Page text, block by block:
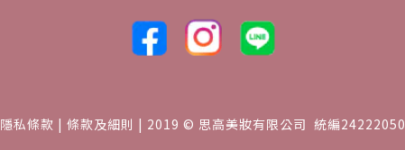
隱私條款 | 條款及細則 | 2019 © 思高美妝有限公司 統編24222050